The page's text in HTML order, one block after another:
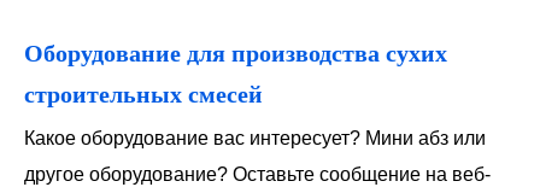
Оборудование для производства сухих
строительных смесей
Какое оборудование вас интересует? Мини абз или
другое оборудование? Оставьте сообщение на веб-